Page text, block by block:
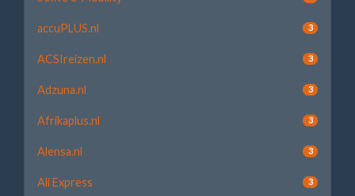
accuPLUS.nl 3
ACSIreizen.nl 3
Adzuna.nl 3
Afrikaplus.nl 3
Alensa.nl 3
Ali Express 3